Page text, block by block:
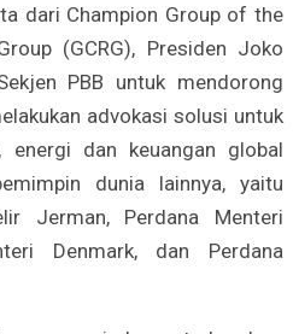
dari Champion Group of the
(GCRG), Presiden Joko
PBB untuk mendorong
advokasi solusi untuk
energi dan keuangan global
dunia lainnya, yaitu
Jerman, Perdana Menteri
Denmark, dan Perdana